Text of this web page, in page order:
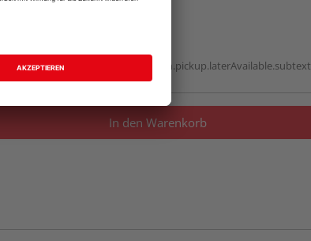
Auf Vorbestellung:
vue.ads.priceMerchantBox.option.pickup.laterAvailable.subtext
In den Warenkorb